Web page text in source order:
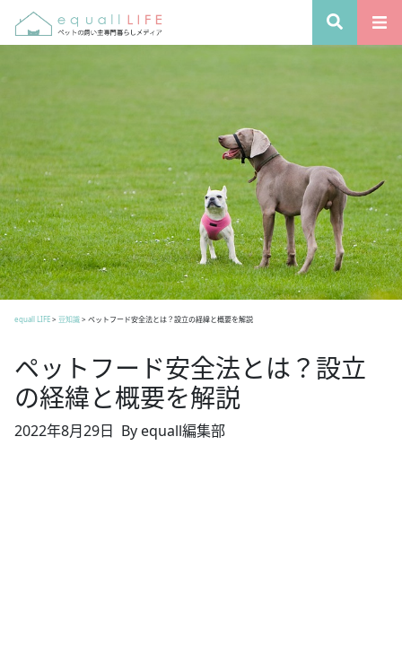
equall LIFE> 豆知識> ペットフード安全法とは？設立の経緯と概要を解説
ペットフード安全法とは？設立
の経緯と概要を解説
2022年8月29日 By equall編集部